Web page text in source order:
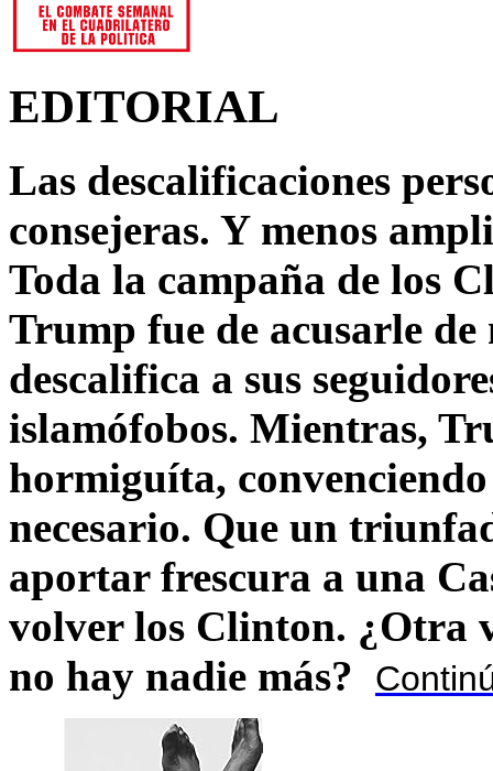
EDITORIAL
Las descalificaciones
consejeras. Y menos
Toda la campaña de los
Trump fue de acusarle
descalifica a sus
islamófobos. Mientras,
hormiguíta,
necesario. Que un
aportar frescura a una
volver los Clinton. ¿Otra
no hay nadie más?